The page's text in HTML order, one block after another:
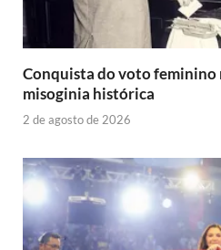
Conquista do voto feminino
misoginia histórica
2 de agosto de 2026